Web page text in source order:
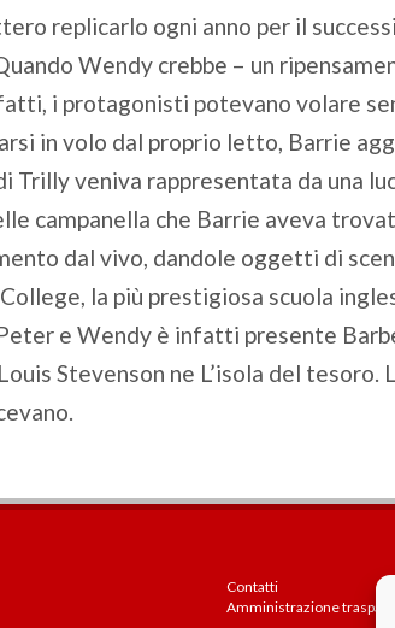
replicarlo ogni anno per il
Wendy crebbe – un
i protagonisti potevano volare
in volo dal proprio letto, Barrie
Trilly veniva rappresentata da una
campanella che Barrie aveva
dal vivo, dandole oggetti di
la più prestigiosa scuola
e Wendy è infatti presente
Stevenson ne L’isola del tesoro.
Contatti
Amministrazione